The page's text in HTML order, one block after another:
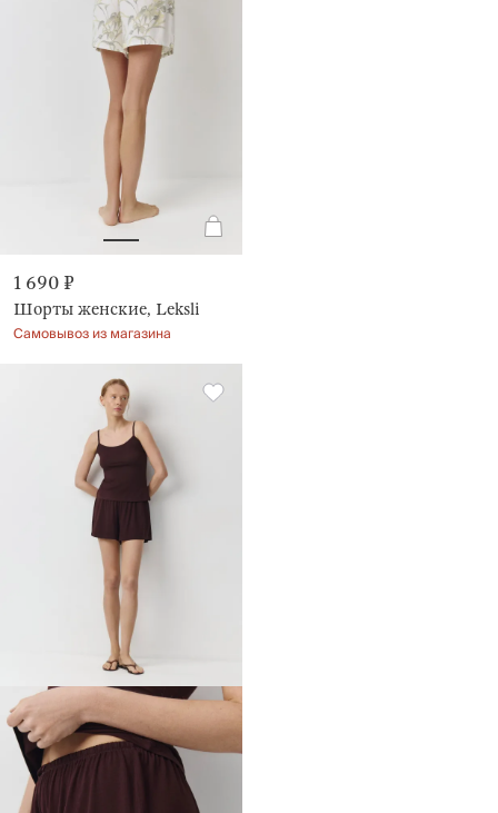
1 690 ₽
Шорты женские, Leksli
Самовывоз из магазина